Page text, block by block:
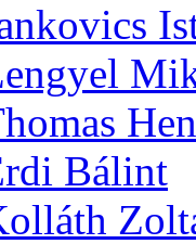
Bá­lint